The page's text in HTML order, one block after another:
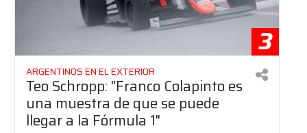
3
ARGENTINOS EN EL EXTERIOR
Teo Schropp: "Franco Colapinto es
una muestra de que se puede
llegar a la Fórmula 1"